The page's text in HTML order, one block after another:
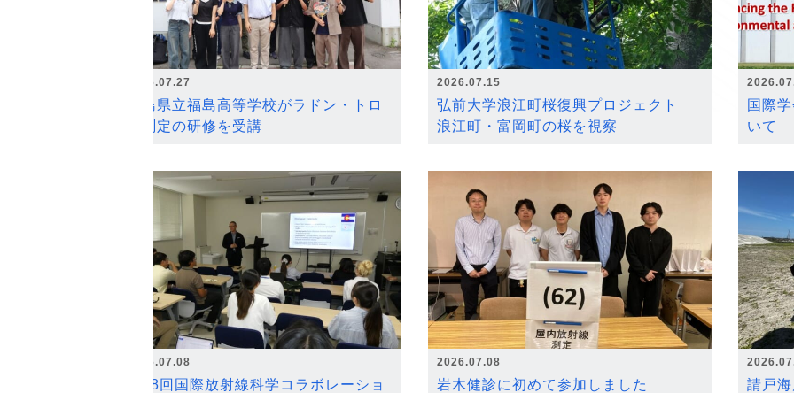
2026.07.27
福島県立福島高等学校がラドン・トロ
ン測定の研修を受講
2026.07.15
弘前大学浪江町桜復興プロジェクト
浪江町・富岡町の桜を視察
国際
いて
2026.07.08
第18回国際放射線科学コラボレーショ
2026.07.08
岩木健診に初めて参加しました
請戸